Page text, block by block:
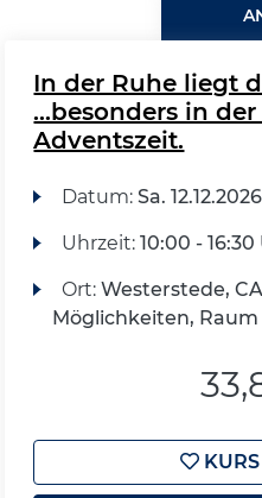
In der Ruhe liegt
...besonders in
Adventszeit.
Datum: Sa. 12.12.2026
Uhrzeit: 10:00 - 16:30
Ort: Westerstede,
Möglichkeiten, Raum
KURS